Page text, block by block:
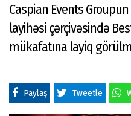
Caspian Events
layihəsi çərçivəsində
mükafatına layiq
Paylaş Tweetle